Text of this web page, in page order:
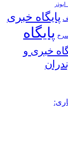
پایگاه خبری
سرخ پایگاه
خبری و